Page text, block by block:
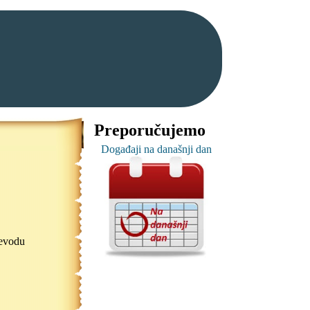
Preporučujemo
Događaji na današnji dan